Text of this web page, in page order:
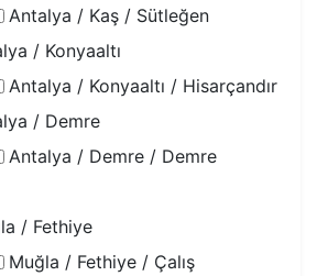
Antalya / Kaş / Sütleğen
/ Konyaaltı
Antalya / Konyaaltı / Hisarçandır
/ Demre
Antalya / Demre / Demre
/ Fethiye
Muğla / Fethiye / Çalış